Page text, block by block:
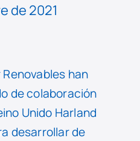
de 2021
han
de colaboración
Unido Harland
desarrollar de